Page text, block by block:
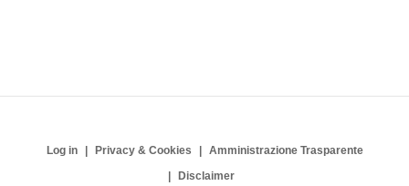
Log in Privacy & Cookies
Amministrazione Trasparente
Disclaimer